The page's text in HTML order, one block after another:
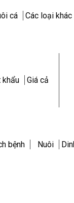
cá Các loại khác
khẩu Giá cả
bệnh Nuôi